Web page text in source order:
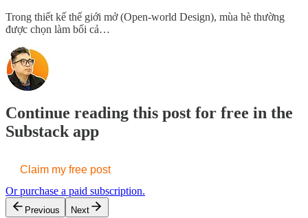
Trong thiết kế thế giới mở (Open-world Design), mùa hè thường
được chọn làm bối cả…
Continue reading this post for free in the
Substack app
Claim my free post
Or purchase a paid subscription.
Previous Next